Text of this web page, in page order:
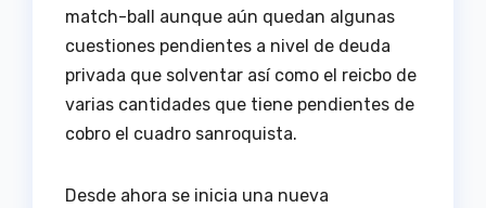
match-ball aunque aún quedan algunas
cuestiones pendientes a nivel de deuda
privada que solventar así como el reicbo de
varias cantidades que tiene pendientes de
cobro el cuadro sanroquista.
Desde ahora se inicia una nueva